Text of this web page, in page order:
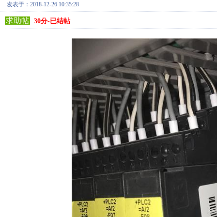
发表于：2018-12-26 10:35:28
求助帖 30分-已结帖